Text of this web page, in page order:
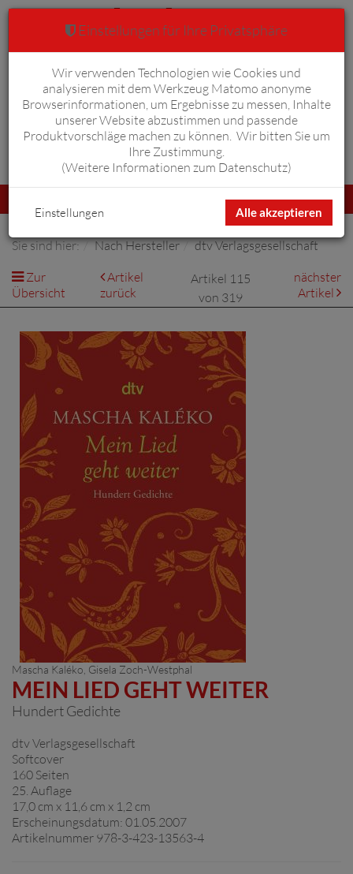
Anmelden Warenkorb 0
umschalten
Sie sind hier: Nach Hersteller
dtv Verlagsgesellschaft
Zur
Übersicht
Artikel
zurück
Artikel 115
von 319
nächster
Artikel
Mascha Kaléko Gisela Zoch-Westphal
MEIN LIED GEHT WEITER
Hundert Gedichte
dtv Verlagsgesellschaft
Softcover
160 Seiten
25. Auflage
17,0 cm x 11,6 cm x 1,2 cm
Erscheinungsdatum: 01.05.2007
Artikelnummer 978-3-423-13563-4
Einstellungen für Ihre Privatsphäre
Wir verwenden Technologien wie Cookies und
analysieren mit dem Werkzeug Matomo anonyme
Browserinformationen, um Ergebnisse zu messen, Inhalte
unserer Website abzustimmen und passende
Produktvorschläge machen zu können. Wir bitten Sie um
Ihre Zustimmung.
(Weitere Informationen zum Datenschutz)
Alle akzeptieren
Einstellungen